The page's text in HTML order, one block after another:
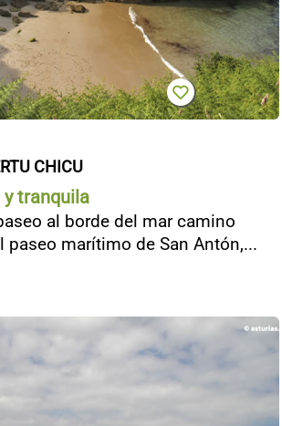
CHICU
y tranquila
al borde del mar camino
paseo marítimo de San Antón,...